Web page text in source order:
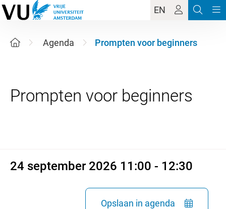
EN
Agenda Prompten voor beginners
24 september 2026 11:00 - 12:30
Opslaan in agenda